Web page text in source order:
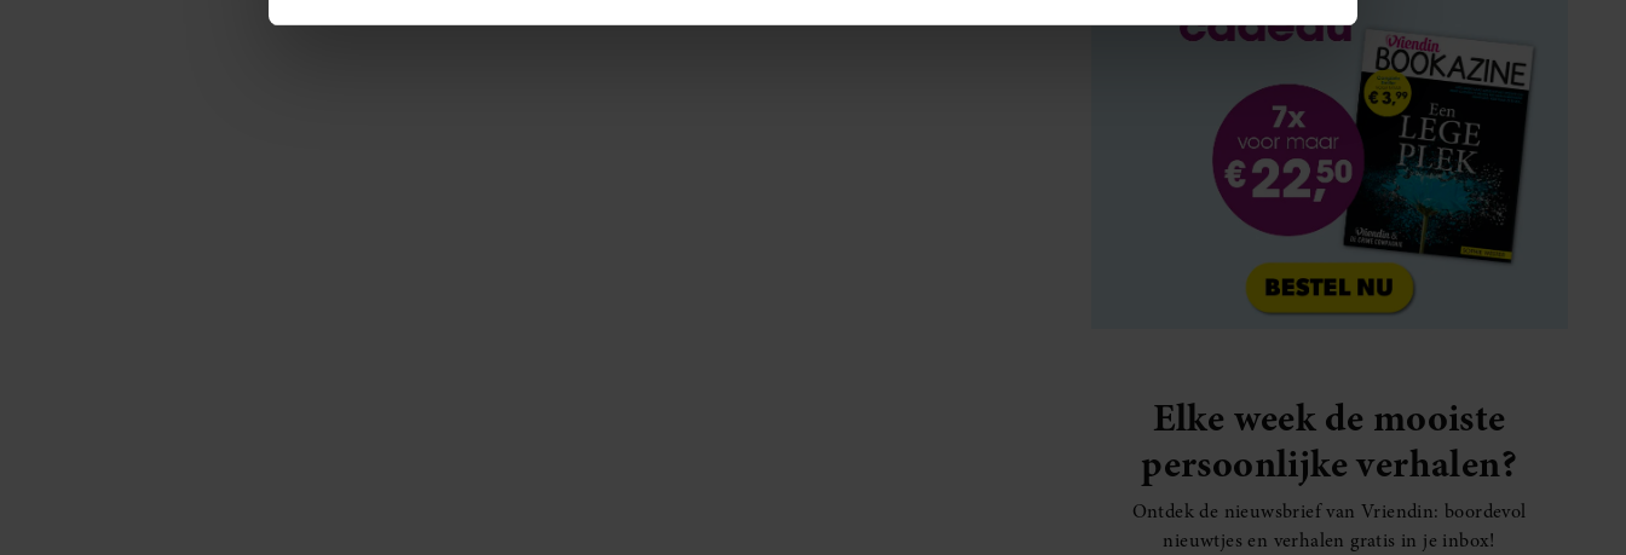
We gebruiken cookies om content en advertenties te personaliseren, om functies voor social media te bieden en om ons
media, adverteren en analyse. Deze partners kunnen deze gegevens combineren met andere informatie die u aan ze heeft
verstrekt of die ze hebben verzameld op basis van uw gebruik van hun services. U gaat akkoord met onze cookies als u
Elke week de mooiste
persoonlijke verhalen?
Ontdek de nieuwsbrief van Vriendin: boordevol
nieuwtjes en verhalen gratis in je inbox!